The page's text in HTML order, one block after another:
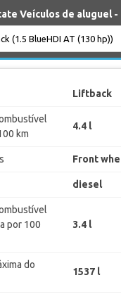
Veículos de aluguel
Liftback
km
4.4 l
Front
diesel
por 100
3.4 l
do
1537 l